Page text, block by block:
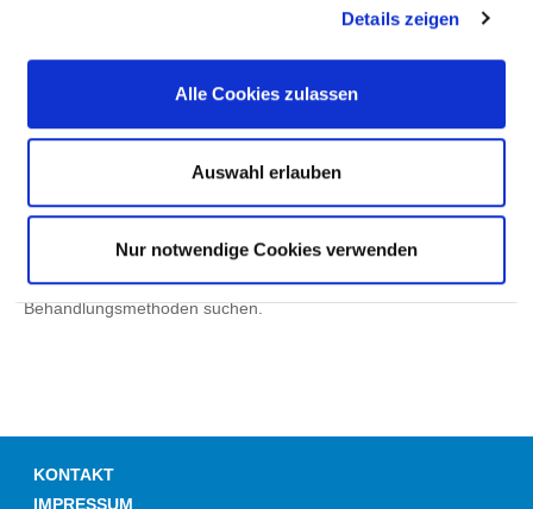
Details zeigen
Alle Cookies zulassen
Auswahl erlauben
Nur notwendige Cookies verwenden
Hinweis: Wenn die Suche nach einer Krankheit oder
Behandlungsmethode nicht zu einem Treffer führt, kann das
Datenbank vorhanden ist. Die Datenbank basiert wesentlich auf
medizinischer Fachsprache (ICD/OPS). Versuchen Sie es dann
mit einem Suchwort-Synonym.
Tipp: Bei den einzelnen Fachabteilungen dieses Krankenhauses
können Sie gezielt nach behandelten Krankheiten und
Behandlungsmethoden suchen.
KONTAKT
IMPRESSUM